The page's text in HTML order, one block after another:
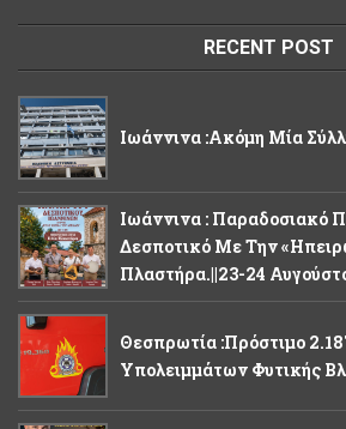
RECENT POST
Ιωάννινα :Ακόμη Μία
Ιωάννινα : Παραδοσιακό
Δεσποτικό Με Την
Πλαστήρα.||23-24
Θεσπρωτία :Πρόστιμο
Υπολειμμάτων Φυτικής